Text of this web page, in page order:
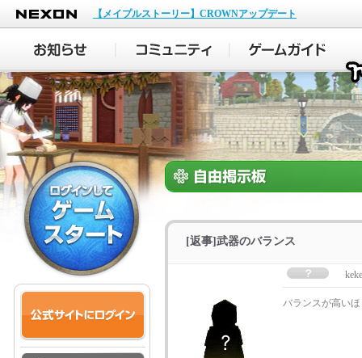
NEXON
【メイプルストーリー】CROWNアップデート
[返事]武器のバランス
keke
バランスが高い